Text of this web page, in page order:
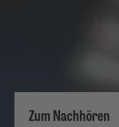
Zum Nachhören